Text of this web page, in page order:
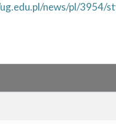
news/pl/3954/